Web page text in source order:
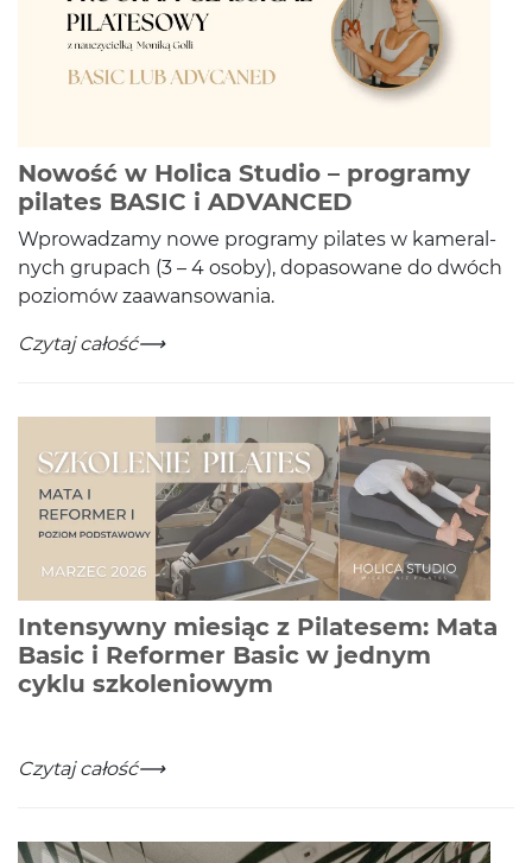
Nowość w Holica Studio – programy
pilates BASIC i ADVANCED
Wprowadzamy nowe pro­gramy pilates w kam­er­al­
nych gru­pach (3 – 4 osoby), dopa­sowane do dwóch
poziomów zaawansowania.
Nowość w Holica Studio – programy pilates BASIC i
-Czytaj całość
Intensywny miesiąc z Pilatesem: Mata
Basic i Reformer Basic w jednym
cyklu szkoleniowym
Intensywny miesiąc z Pilatesem: Mata Basic i
-Czytaj całość